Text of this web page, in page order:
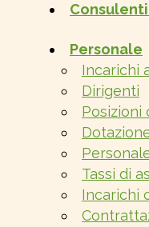
Personale
Incarichi
Dirigenti
Posizioni
Tassi di
Incarichi